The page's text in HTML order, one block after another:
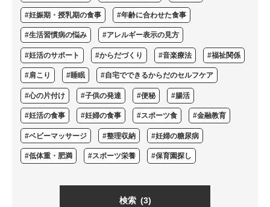
#妊娠期・授乳期の食事 #年齢に合わせた食事
#生活習慣病の悩み #アレルギー表示の見方
#妊活のサポート #からだづくり #音楽療法 #福祉関係
#肩こり #睡眠 #自宅でできるからだのセルフケア
#心の片付け #子供の発達 #便秘 #腸活
#妊活の食事 #妊婦の食事 #スポーツ食 #金融教育
#ベビーマッサージ #整理収納 #妊婦の糖尿病
#低体重・肥満 #スポーツ栄養 #保育園探し
検索 (3)